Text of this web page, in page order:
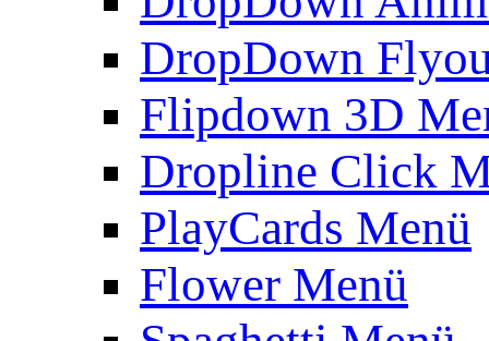
DropDown
Flipdown 3D
Dropline Click
PlayCards Menü
Flower Menü